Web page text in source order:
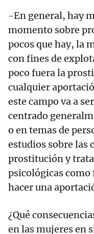
-En general, hay
momento sobre
pocos que hay, la
con fines de
poco fuera la
cualquier
este campo va a
centrado
o en temas de
estudios sobre las
prostitución y
psicológicas
hacer una
¿Qué
en las mujeres en